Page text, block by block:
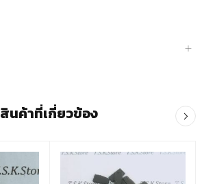
สินค้าที่เกี่ยวข้อง